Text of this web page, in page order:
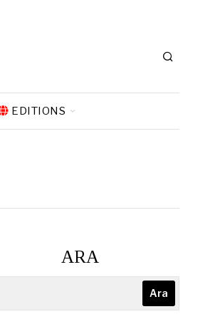
EDITIONS
ARA
Ara